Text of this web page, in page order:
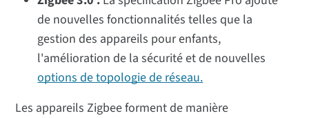
de nouvelles fonctionnalités telles que la
gestion des appareils pour enfants,
l'amélioration de la sécurité et de nouvelles
options de topologie de réseau.
Les appareils Zigbee forment de manière